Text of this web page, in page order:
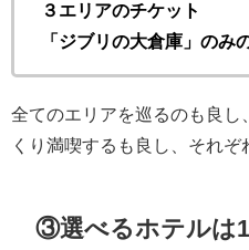
３エリアのチケット
「ジブリの大倉庫」のみ
全てのエリアを巡るのも良し
くり満喫するも良し、それぞ
③選べるホテルは